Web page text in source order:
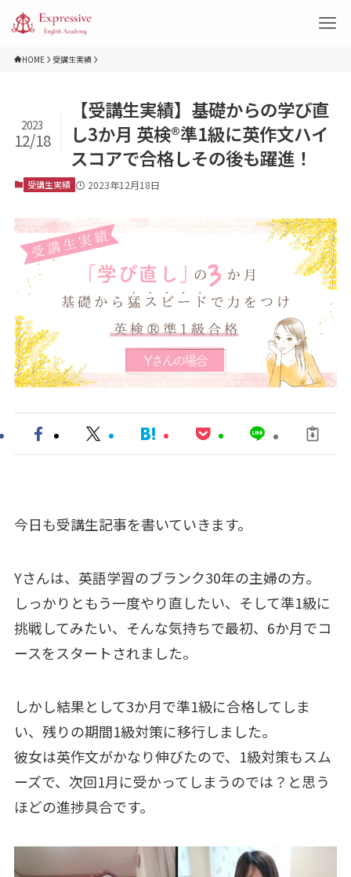
HOME 受講生実績
【受講生実績】基礎からの学び直
し3か月 英検®準1級に英作文ハイ
スコアで合格しその後も躍進！
2023
12/18
受講生実績 2023年12月18日
今日も受講生記事を書いていきます。
Yさんは、英語学習のブランク30年の主婦の方。
しっかりともう一度やり直したい、そして準1級に
挑戦してみたい、そんな気持ちで最初、6か月でコ
ースをスタートされました。
しかし結果として3か月で準1級に合格してしま
い、残りの期間1級対策に移行しました。
彼女は英作文がかなり伸びたので、1級対策もスム
ーズで、次回1月に受かってしまうのでは？と思う
ほどの進捗具合です。